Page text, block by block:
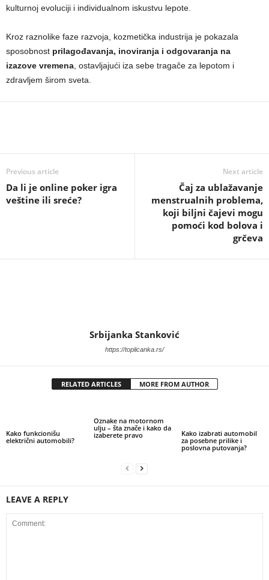
kulturnoj evoluciji i individualnom iskustvu lepote.
Kroz raznolike faze razvoja, kozmetička industrija je pokazala
sposobnost prilagođavanja, inoviranja i odgovaranja na
izazove vremena , ostavljajući iza sebe tragače za lepotom i
zdravljem širom sveta.
Previous article
Da li je online poker igra
veštine ili sreće?
Next article
Čaj za ublažavanje
menstrualnih problema,
koji biljni čajevi mogu
pomoći kod bolova i
grčeva
Srbijanka Stanković
https://toplicanka.rs/
RELATED ARTICLES MORE FROM AUTHOR
Kako funkcionišu
električni automobili?
Oznake na motornom
ulju – šta znače i kako da
izaberete pravo
Kako izabrati automobil
za posebne prilike i
poslovna putovanja?
LEAVE A REPLY